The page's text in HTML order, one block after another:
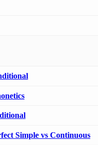
Simple vs Continuous